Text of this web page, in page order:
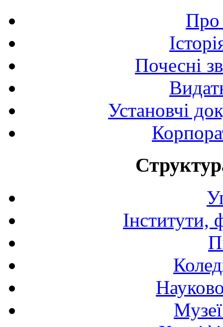
Про
Почесні
Установчі
Інститути,